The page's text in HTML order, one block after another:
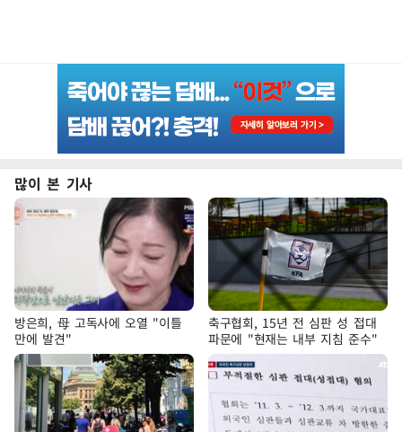
많이 본 기사
방은희, 母 고독사에 오열 "이틀
만에 발견"
축구협회, 15년 전 심판 성 접대
파문에 "현재는 내부 지침 준수"